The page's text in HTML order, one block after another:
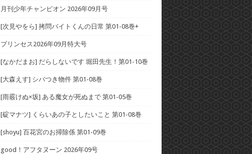
月刊少年チャンピオン 2026年09月号
[次見やをら] 拷問バイトくんの日常 第01-08巻+
プリンセス2026年09月特大号
[なかだまお] だらしないです 堀田先生！第01-10巻
[大森えす] シバつき物件 第01-08巻
[雨霰けぬ×坂] ある魔女が死ぬまで 第01-05巻
[碇マナツ] くらいあの子としたいこと 第01-08巻
[shoyu] 百花宮のお掃除係 第01-09巻
good！アフタヌーン 2026年09号